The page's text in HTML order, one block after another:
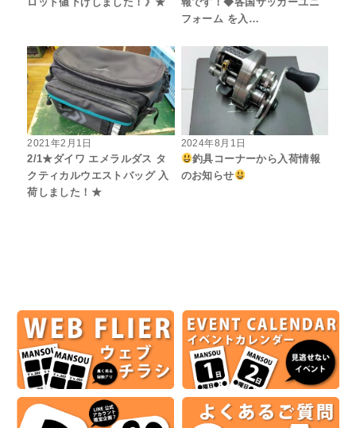
フォーム を入…
2021年2月1日
2/1★ダイワ エメラルダス タ
クティカルウエストバッグ 入
荷しました！★
2024年8月1日
釣具コーナーから入荷情報
のお知らせ